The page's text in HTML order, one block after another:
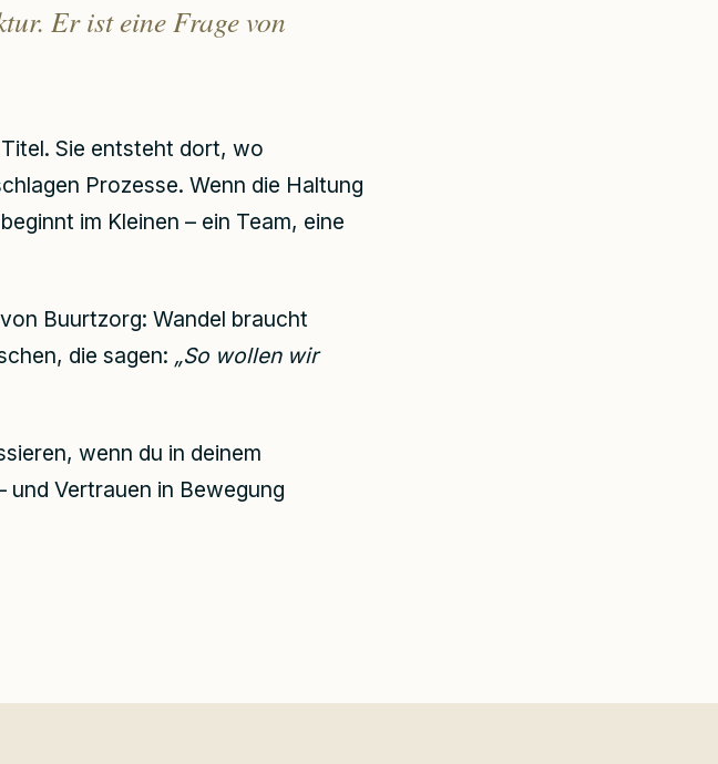
Er ist eine Frage von
Sie entsteht dort, wo
Prozesse. Wenn die Haltung
im Kleinen – ein Team, eine
Buurtzorg: Wandel braucht
die sagen: „So wollen wir
wenn du in deinem
und Vertrauen in Bewegung